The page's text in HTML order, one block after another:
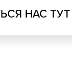
НАС ТУТ